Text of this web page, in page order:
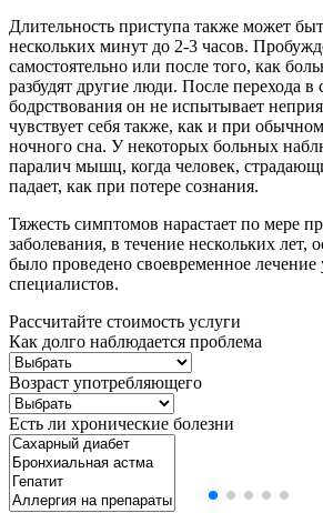
Длительность приступа также может
нескольких минут до 2-3 часов.
самостоятельно или после того, как
разбудят другие люди. После перехода в
бодрствования он не испытывает
чувствует себя также, как и при
ночного сна. У некоторых больных
паралич мышц, когда человек,
падает, как при потере сознания.
Тяжесть симптомов нарастает по мере
заболевания, в течение нескольких лет,
было проведено своевременное лечение
специалистов.
Рассчитайте стоимость услуги
Как долго наблюдается проблема
Возраст употребляющего
Есть ли хронические болезни